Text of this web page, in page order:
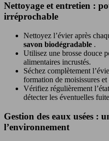
Nettoyage et entretien :
irréprochable
Nettoyez l’évier après
savon biodégradable .
Utilisez une brosse douce
alimentaires incrustés.
Séchez complètement
formation de moisissures et
Vérifiez régulièrement
détecter les éventuelles
Gestion des eaux usées :
l’environnement